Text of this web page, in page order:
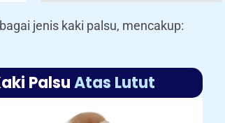
jenis kaki palsu, mencakup:
PalsuAtas Lutut